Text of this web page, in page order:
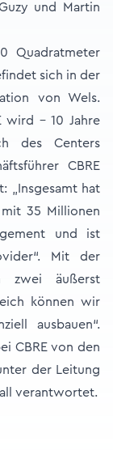
und Martin
Quadratmeter
sich in der
von Wels.
wird – 10 Jahre
des Centers
CBRE
„Insgesamt hat
35 Millionen
und ist
Mit der
zwei äußerst
können wir
ausbauen“.
CBRE von den
der Leitung
verantwortet.